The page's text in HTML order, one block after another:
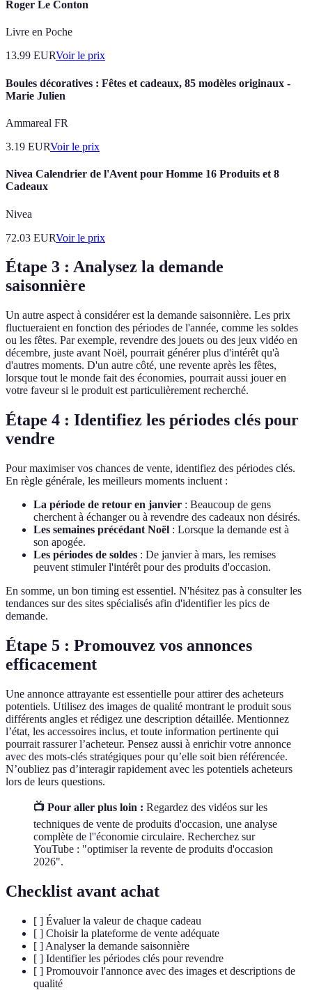
Roger Le Conton
Livre en Poche
13.99 EURVoir le prix
Boules décoratives : Fêtes et cadeaux, 85 modèles originaux -
Marie Julien
Ammareal FR
3.19 EURVoir le prix
Nivea Calendrier de l'Avent pour Homme 16 Produits et 8
Cadeaux
Nivea
72.03 EURVoir le prix
Étape 3 : Analysez la demande
saisonnière
Un autre aspect à considérer est la demande saisonnière. Les prix
fluctueraient en fonction des périodes de l'année, comme les soldes
ou les fêtes. Par exemple, revendre des jouets ou des jeux vidéo en
décembre, juste avant Noël, pourrait générer plus d'intérêt qu'à
d'autres moments. D'un autre côté, une revente après les fêtes,
lorsque tout le monde fait des économies, pourrait aussi jouer en
votre faveur si le produit est particulièrement recherché.
Étape 4 : Identifiez les périodes clés pour
vendre
Pour maximiser vos chances de vente, identifiez des périodes clés.
En règle générale, les meilleurs moments incluent :
La période de retour en janvier : Beaucoup de gens
cherchent à échanger ou à revendre des cadeaux non désirés.
Les semaines précédant Noël : Lorsque la demande est à
son apogée.
Les périodes de soldes : De janvier à mars, les remises
peuvent stimuler l'intérêt pour des produits d'occasion.
En somme, un bon timing est essentiel. N'hésitez pas à consulter les
tendances sur des sites spécialisés afin d'identifier les pics de
demande.
Étape 5 : Promouvez vos annonces
efficacement
Une annonce attrayante est essentielle pour attirer des acheteurs
potentiels. Utilisez des images de qualité montrant le produit sous
différents angles et rédigez une description détaillée. Mentionnez
l’état, les accessoires inclus, et toute information pertinente qui
pourrait rassurer l’acheteur. Pensez aussi à enrichir votre annonce
avec des mots-clés stratégiques pour qu’elle soit bien référencée.
N’oubliez pas d’interagir rapidement avec les potentiels acheteurs
lors de leurs questions.
📺 Pour aller plus loin : Regardez des vidéos sur les
techniques de vente de produits d'occasion, une analyse
complète de l''économie circulaire. Recherchez sur
YouTube : "optimiser la revente de produits d'occasion
2026".
Checklist avant achat
[ ] Évaluer la valeur de chaque cadeau
[ ] Choisir la plateforme de vente adéquate
[ ] Analyser la demande saisonnière
[ ] Identifier les périodes clés pour revendre
[ ] Promouvoir l'annonce avec des images et descriptions de
qualité